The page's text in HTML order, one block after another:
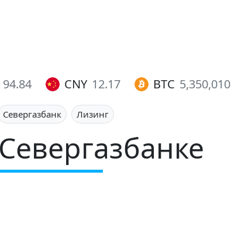
94.84 CNY 12.17 BTC 5,350,010
Севергазбанк Лизинг